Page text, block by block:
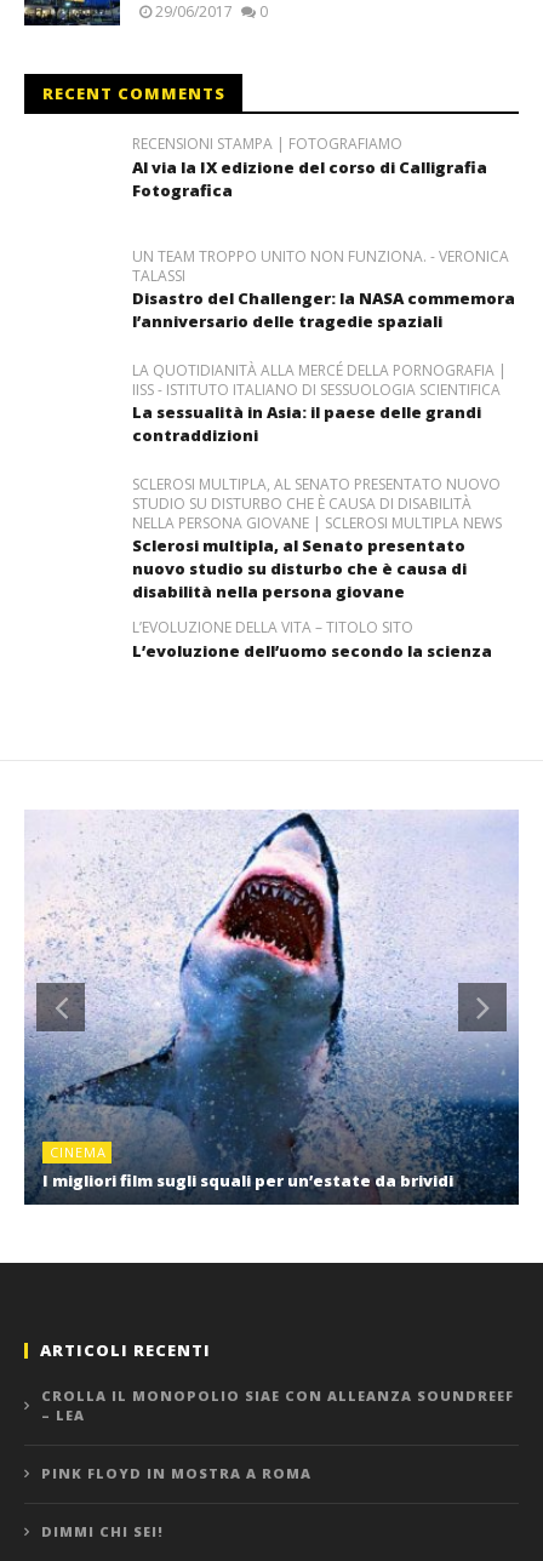
29/06/2017 0
RECENT COMMENTS
RECENSIONI STAMPA | FOTOGRAFIAMO
Al via la IX edizione del corso di Calligrafia
Fotografica
UN TEAM TROPPO UNITO NON FUNZIONA. - VERONICA
TALASSI
Disastro del Challenger: la NASA commemora
l’anniversario delle tragedie spaziali
LA QUOTIDIANITÀ ALLA MERCÉ DELLA PORNOGRAFIA |
IISS - ISTITUTO ITALIANO DI SESSUOLOGIA SCIENTIFICA
La sessualità in Asia: il paese delle grandi
contraddizioni
SCLEROSI MULTIPLA, AL SENATO PRESENTATO NUOVO
STUDIO SU DISTURBO CHE È CAUSA DI DISABILITÀ
NELLA PERSONA GIOVANE | SCLEROSI MULTIPLA NEWS
Sclerosi multipla, al Senato presentato
nuovo studio su disturbo che è causa di
disabilità nella persona giovane
L’EVOLUZIONE DELLA VITA – TITOLO SITO
L’evoluzione dell’uomo secondo la scienza
CINEMA
I migliori film sugli squali per un’estate da brividi
ARTICOLI RECENTI
CROLLA IL MONOPOLIO SIAE CON ALLEANZA SOUNDREEF
– LEA
PINK FLOYD IN MOSTRA A ROMA
DIMMI CHI SEI!